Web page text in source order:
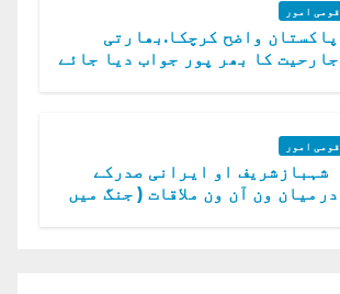
قومی امور
پاکستان واضح کرچکا.بھارتی
جارحیت کا بھر پور جواب دیا جائے
قومی امور
شہبازشریف او ایرانی صدرکے
درمیان ون آن ون ملاقات ( جنگ میں